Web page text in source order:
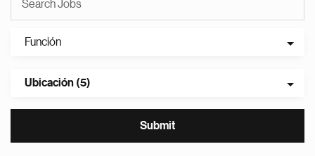
Función
Ubicación (5)